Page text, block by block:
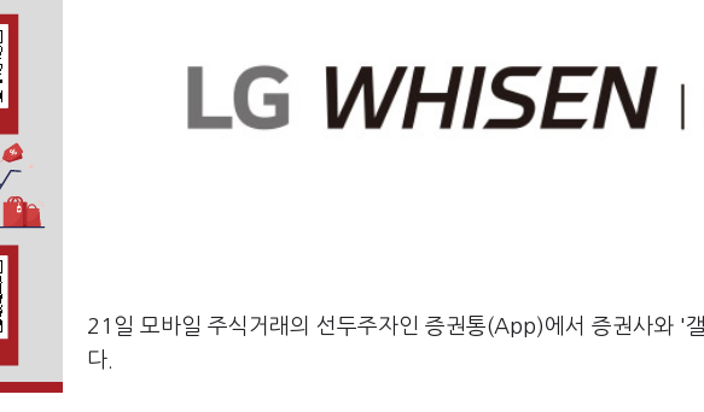
21일 모바일 주식거래의 선두주자인 증권통(App)에서 증권사와 '
다.